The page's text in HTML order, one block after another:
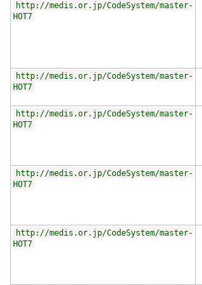
http://medis.or.jp/CodeSystem/master-
HOT7
http://medis.or.jp/CodeSystem/master-
HOT7
http://medis.or.jp/CodeSystem/master-
HOT7
http://medis.or.jp/CodeSystem/master-
HOT7
http://medis.or.jp/CodeSystem/master-
HOT7